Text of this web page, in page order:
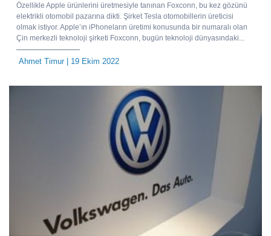
Özellikle Apple ürünlerini üretmesiyle tanınan Foxconn, bu kez gözünü
elektrikli otomobil pazarına dikti. Şirket Tesla otomobillerin üreticisi
olmak istiyor. Apple’ın iPhoneların üretimi konusunda bir numaralı olan
Çin merkezli teknoloji şirketi Foxconn, bugün teknoloji dünyasındaki...
Ahmet Timur| 19 Ekim 2022